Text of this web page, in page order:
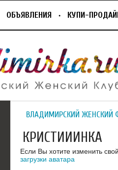
ОБЪЯВЛЕНИЯ КУПИ-
ВЛАДИМИРСКИЙ ЖЕНСКИЙ
КРИСТИИИНКА
Если Вы хотите изменить
загрузки аватара